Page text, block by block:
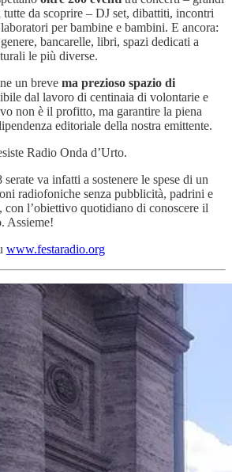
tutte da scoprire – DJ set, dibattiti, incontri
per bambine e bambini. E ancora:
bancarelle, libri, spazi dedicati a
le più diverse.
un breve ma prezioso spazio di
dal lavoro di centinaia di volontarie e
non è il profitto, ma garantire la piena
editoriale della nostra emittente.
Radio Onda d’Urto.
serate va infatti a sostenere le spese di un
radiofoniche senza pubblicità, padrini e
con l’obiettivo quotidiano di conoscere il
Assieme!
www.festaradio.org